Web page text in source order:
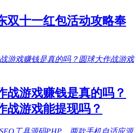
双十一红包活动攻略奉
战游戏赚钱是真的吗？
战游戏能提现吗？